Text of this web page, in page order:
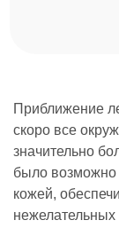
Приближение
скоро все
значительно
было возможно
кожей,